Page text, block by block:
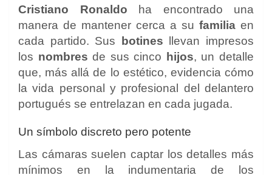
Cristiano Ronaldo ha encontrado una
manera de mantener cerca a su familia en
cada partido. Sus
botines llevan impresos
los nombres de sus cinco hijos, un detalle
que, más allá de lo estético, evidencia cómo
la vida personal y profesional del delantero
portugués se entrelazan en cada jugada.
Un símbolo discreto pero potente
Las cámaras suelen captar los detalles más
mínimos en la indumentaria de los